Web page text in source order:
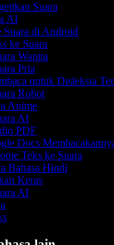
Suara
AI
Suara di Android
ke Suara
Wanita
Pria
untuk Disleksia
Robot
Anime
AI
PDF
Docs
Teks ke Suara
Bahasa Hindi
Keras
AI